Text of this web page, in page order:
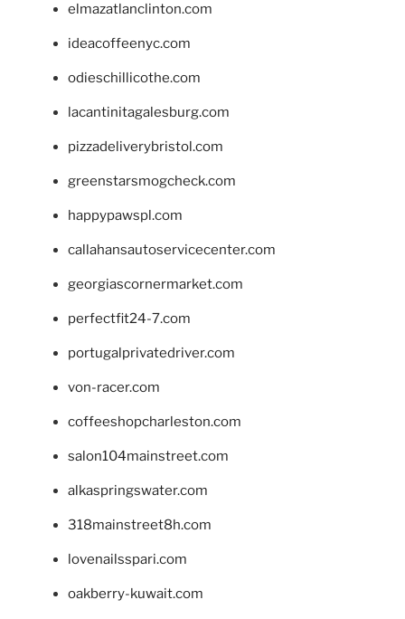
elmazatlanclinton.com
ideacoffeenyc.com
odieschillicothe.com
lacantinitagalesburg.com
pizzadeliverybristol.com
greenstarsmogcheck.com
happypawspl.com
callahansautoservicecenter.com
georgiascornermarket.com
perfectfit24-7.com
portugalprivatedriver.com
von-racer.com
coffeeshopcharleston.com
salon104mainstreet.com
alkaspringswater.com
318mainstreet8h.com
lovenailsspari.com
oakberry-kuwait.com